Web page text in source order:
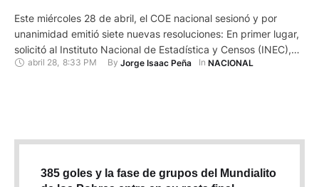
Este miércoles 28 de abril, el COE nacional sesionó y por
unanimidad emitió siete nuevas resoluciones: En primer lugar,
solicitó al Instituto Nacional de Estadística y Censos (INEC),
postergar hasta el año 2022, la realización de las fases de
abril 28, 8:33 PM By Jorge Isaac Peña In NACIONAL
385 goles y la fase de grupos del Mundialito